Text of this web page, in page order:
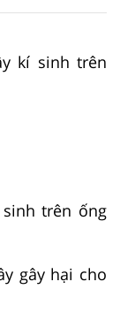
kí sinh trên
trên ống
gây hại cho